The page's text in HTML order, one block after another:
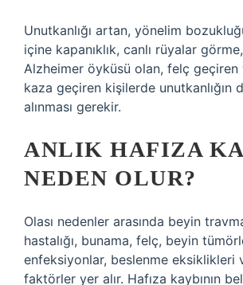
Unutkanlığı artan, yönelim
içine kapanıklık, canlı rüyalar
Alzheimer öyküsü olan, felç
kaza geçiren kişilerde unutkanlığın
alınması gerekir.
ANLIK HAFIZA
NEDEN OLUR?
Olası nedenler arasında beyin
hastalığı, bunama, felç, beyin
enfeksiyonlar, beslenme eksiklikleri
faktörler yer alır. Hafıza kaybının